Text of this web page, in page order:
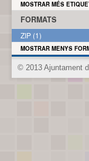
MOSTRAR MÉS
FORMATS
ZIP (1)
MOSTRAR MENYS
© 2013 Ajuntament